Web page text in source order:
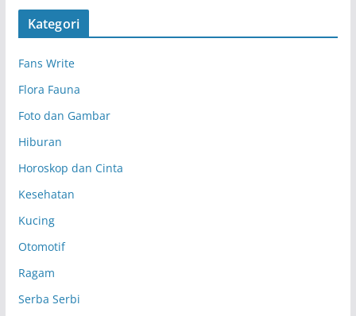
s
Kategori
Fans Write
Flora Fauna
Foto dan Gambar
Hiburan
Horoskop dan Cinta
Kesehatan
Kucing
Otomotif
Ragam
Serba Serbi